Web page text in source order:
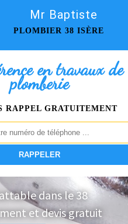
Mr Baptiste
PLOMBIER 38 ISÈRE
en travaux de
plomberie
RAPPEL GRATUITEMENT
dans le 38
et devis gratuit